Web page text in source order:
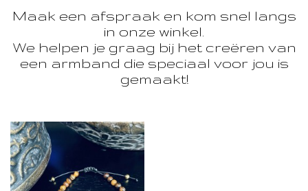
Maak een afspraak en kom snel langs
in onze winkel.
We helpen je graag bij het creëren van
een armband die speciaal voor jou is
gemaakt!